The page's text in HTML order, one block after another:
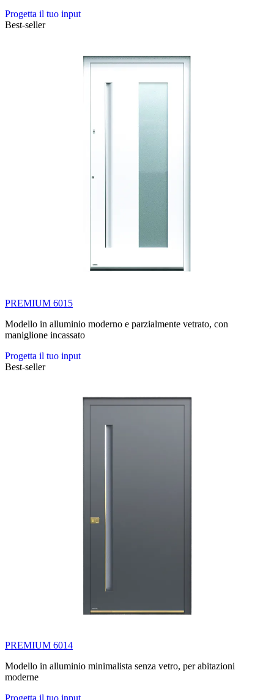
Progetta il tuo input
Best-seller
PREMIUM 6015
Modello in alluminio moderno e parzialmente vetrato, con
maniglione incassato
Progetta il tuo input
Best-seller
PREMIUM 6014
Modello in alluminio minimalista senza vetro, per abitazioni
moderne
Progetta il tuo input